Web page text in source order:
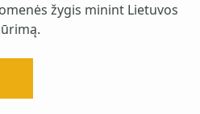
žygis minint Lietuvos